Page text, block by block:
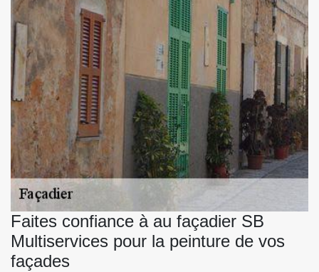
Faites confiance à au façadier SB
Multiservices pour la peinture de vos
façades